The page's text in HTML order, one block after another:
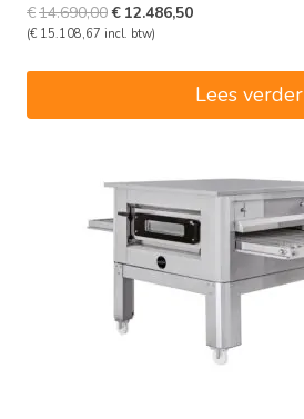
€14.690,00Oorspronkelijke
prijs
€ 12.486,50Huidige
€12.486,50.
(€ 15.108,67 incl. btw)
Lees verder